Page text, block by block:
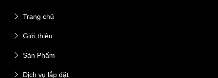
Trang chủ
Giới thiệu
Sản Phẩm
Dịch vụ lắp đặt